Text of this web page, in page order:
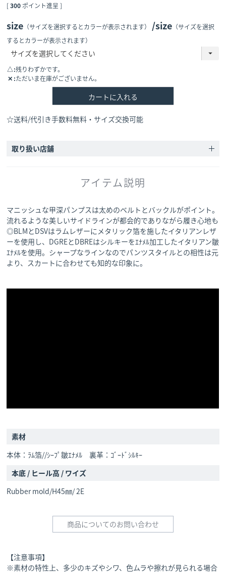
[ 300 ポイント進呈 ]
size （サイズを選択するとカラーが表示されます） size （サイズを選択
するとカラーが表示されます）
△ 残りわずかです。
✕ ただいま在庫がございません。
カートに入れる
☆送料/代引き手数料無料・サイズ交換可能
取り扱い店舗
アイテム説明
マニッシュな甲深パンプスは太めのベルトとバックルがポイント。
流れるような美しいサイドラインが都会的でありながら履き心地も
◎BLMとDSVはラムレザーにメタリック箔を施したイタリアンレザ
ーを使用し、DGREとDBREはシルキーをｴﾅﾒﾙ加工したイタリアン皺
ｴﾅﾒﾙを使用。シャープなラインなのでパンツスタイルとの相性は元
より、スカートに合わせても知的な印象に。
素材
本体：ﾗﾑ箔//ｼｰﾌﾟ皺ｴﾅﾒﾙ 裏革：ｺﾞｰﾄﾞｼﾙｷｰ
本底 / ヒール高 / ワイズ
Rubber mold/H45㎜/ 2E
商品についてのお問い合わせ
【注意事項】
※素材の特性上、多少のキズやシワ、色ムラや擦れが見られる場合